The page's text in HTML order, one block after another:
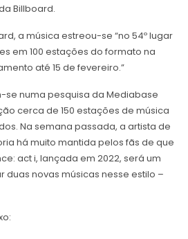
Billboard.
a música estreou-se “no 54º lugar
em 100 estações do formato na
até 15 de fevereiro.”
se numa pesquisa da Mediabase
cerca de 150 estações de música
Na semana passada, a artista de
há muito mantida pelos fãs de que
act i, lançada em 2022, será um
duas novas músicas nesse estilo –